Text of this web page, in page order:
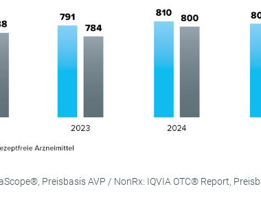
Preisbasis AVP / NonRx: IQVIA OTC® Report,